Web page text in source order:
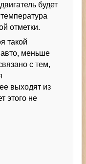
будет
отметки.
такой
меньше
с тем,
выходят из
этого не